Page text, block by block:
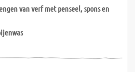
van verf met penseel, spons en